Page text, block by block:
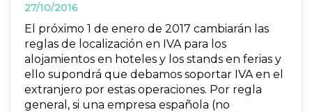
27/10/2016
El próximo 1 de enero de 2017 cambiarán las
reglas de localización en IVA para los
alojamientos en hoteles y los stands en ferias y
ello supondrá que debamos soportar IVA en el
extranjero por estas operaciones. Por regla
general, si una empresa española (no